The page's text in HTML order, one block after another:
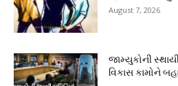
August 7, 2026
જામ્યુકોની
વિકાસ કામોને